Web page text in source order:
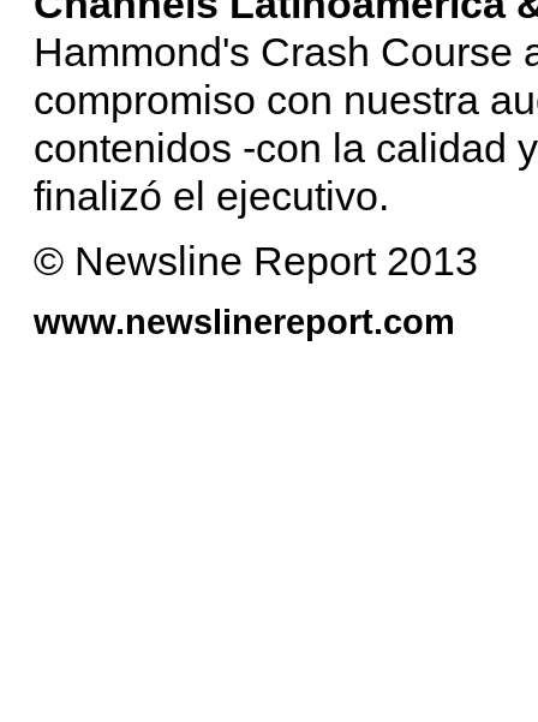
Hammond's Crash Course
compromiso con nuestra
contenidos -con la calidad
finalizó el ejecutivo.
© Newsline Report 2013
www.newslinereport.com